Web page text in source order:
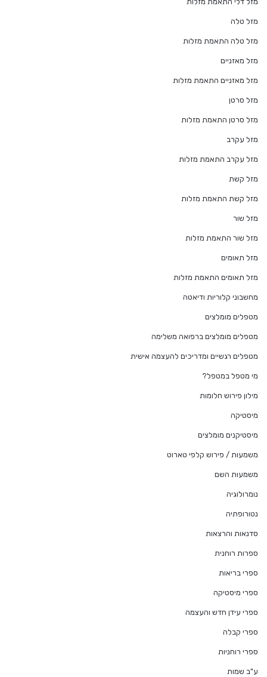
מזל טלה
מזל טלה התאמת מזלות
מזל מאזניים
מזל מאזניים התאמת מזלות
מזל סרטן
מזל סרטן התאמת מזלות
מזל עקרב
מזל עקרב התאמת מזלות
מזל קשת
מזל קשת התאמת מזלות
מזל שור
מזל שור התאמת מזלות
מזל תאומים
מזל תאומים התאמת מזלות
מחשבוני קלוריות ודיאטה
מטפלים מומלצים
מטפלים מומלצים ברפואה משלימה
מטפלים רגשיים ומדריכים להעצמה אישית
מי מטפל במטפל?
מילון פירוש חלומות
מיסטיקה
מיסטיקנים מומלצים
משמעות / פירוש קלפי טארוט
משמעות השם
נומרולוגיה
נטורופתיה
סדנאות והרצאות
ספרות רוחנית
ספרי בריאות
ספרי מיסטיקה
ספרי עידן חדש והעצמה
ספרי קבלה
ספרי רוחניות
ע"ב שמות